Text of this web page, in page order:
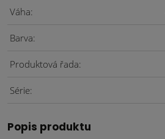
Váha
Barva
Produktová řada
Série
Popis produktu